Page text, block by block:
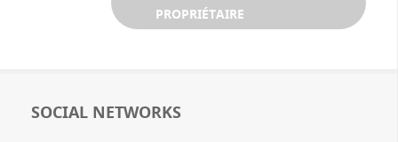
PROPRIÉTAIRE
SOCIAL NETWORKS